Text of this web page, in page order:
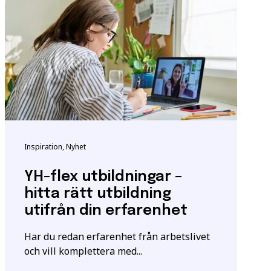
Inspiration, Nyhet
YH-flex utbildningar –
hitta rätt utbildning
utifrån din erfarenhet
Har du redan erfarenhet från arbetslivet
och vill komplettera med...
utbildningen.
samtyckesavtalet
för
för att säkerställa